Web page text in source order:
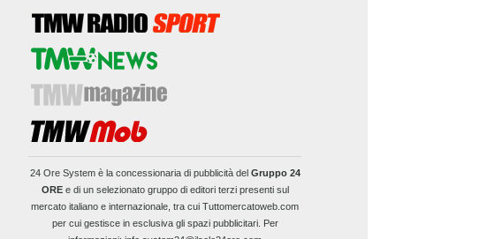
24 Ore Systemè la concessionaria di pubblicità del Gruppo 24
OREe di un selezionato gruppo di editori terzi presenti sul
mercato italiano e internazionale, tra cui Tuttomercatoweb.com
per cui gestisce in esclusiva gli spazi pubblicitari. Per